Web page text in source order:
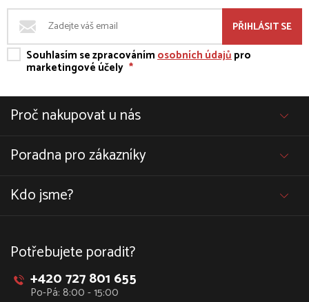
PŘIHLÁSIT SE
Souhlasím se zpracovánímosobních údajůpro
marketingové účely *
Proč nakupovat u nás
Poradna pro zákazníky
Kdo jsme?
Potřebujete poradit?
+420 727 801 655
Po-Pá: 8:00 - 15:00